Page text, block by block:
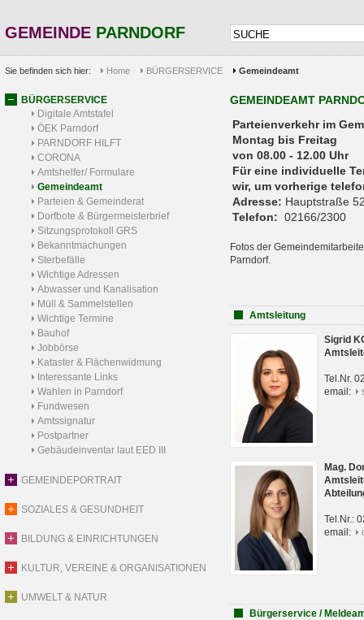
GEMEINDE PARNDORF
Sie befinden sich hier: Home BÜRGERSERVICE Gemeindeamt
BÜRGERSERVICE
Digitale Amtstafel
ÖEK Parndorf
PARNDORF HILFT
CORONA
Amtshelfer/ Formulare
Gemeindeamt
Parteien & Gemeinderat
Dorfbote & Bürgermeisterbrief
Sitzungsprotokoll GRS
Bekanntmachungen
Sterbefälle
Wichtige Adressen
Abwasser und Kanalisation
Müll & Sammelstellen
Wichtige Termine
Bauhof
Jobbörse
Kataster & Flächenwidmung
Interessante Links
Wahlen in Parndorf
Fundwesen
Amtssignatur
Postpartner
Gebäudeinventar laut EED III
GEMEINDEPORTRAIT
SOZIALES & GESUNDHEIT
BILDUNG & EINRICHTUNGEN
KULTUR, VEREINE & ORGANISATIONEN
UMWELT & NATUR
GEMEINDEAMT
Parteienverkehr
Montag bis Freitag
von 08.00 - 12.00 Uhr
Für eine individuelle
wir, um vorherige
Adresse: Hauptstraße
Telefon: 02166/2300
Fotos der
Parndorf.
Amtsleitung
Sigrid
Tel.Nr.
email:
Mag.
Tel.Nr.:
email:
Bürgerservice /